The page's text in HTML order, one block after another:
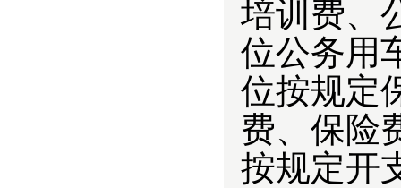
培训费、
位公务用
位按规定
费、保险
按规定开